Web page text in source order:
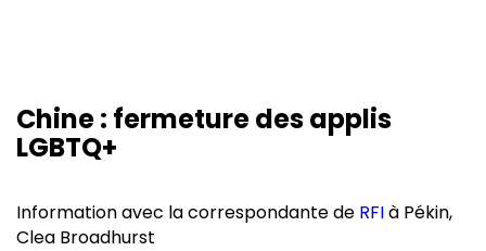
Chine : fermeture des applis
LGBTQ+
Information avec la correspondante de RFIà Pékin,
Clea Broadhurst